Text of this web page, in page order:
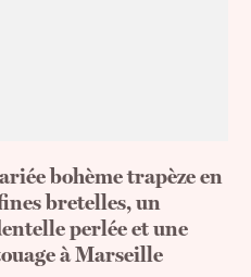
bohème trapèze en
bretelles, un
perlée et une
à Marseille